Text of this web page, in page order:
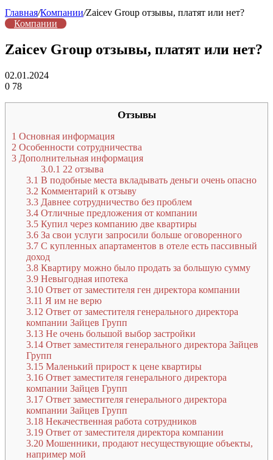
Главная/Компании/Zaicev Group отзывы, платят или нет?
Компании
Zaicev Group отзывы, платят или нет?
02.01.2024
0 78
Отзывы
1 Основная информация
2 Особенности сотрудничества
3 Дополнительная информация
3.0.1 22 отзыва
3.1 В подобные места вкладывать деньги очень опасно
3.2 Комментарий к отзыву
3.3 Давнее сотрудничество без проблем
3.4 Отличные предложения от компании
3.5 Купил через компанию две квартиры
3.6 За свои услуги запросили больше оговоренного
3.7 С купленных апартаментов в отеле есть пассивный
доход
3.8 Квартиру можно было продать за большую сумму
3.9 Невыгодная ипотека
3.10 Ответ от заместителя ген директора компании
3.11 Я им не верю
3.12 Ответ от заместителя генерального директора
компании Зайцев Групп
3.13 Не очень большой выбор застройки
3.14 Ответ заместителя генерального директора Зайцев
Групп
3.15 Маленький прирост к цене квартиры
3.16 Ответ заместителя генерального директора
компании Зайцев Групп
3.17 Ответ заместителя генерального директора
компании Зайцев Групп
3.18 Некачественная работа сотрудников
3.19 Ответ от заместителя директора компании
3.20 Мошенники, продают несуществующие объекты,
например мой